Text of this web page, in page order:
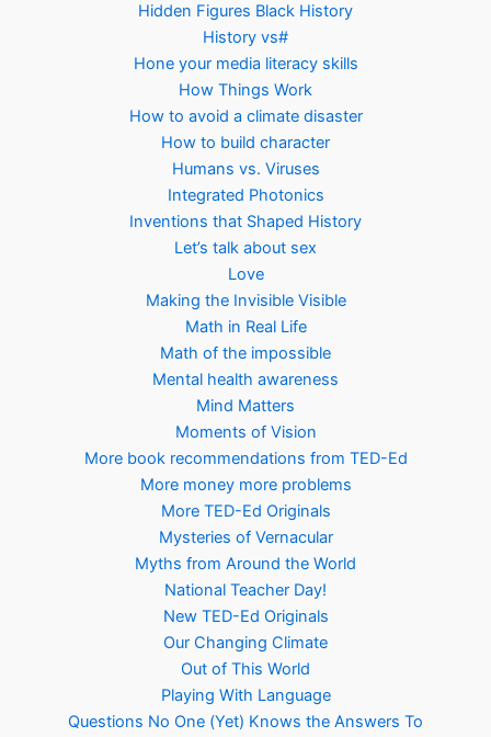
Hidden Figures Black History
History vs#
Hone your media literacy skills
How Things Work
How to avoid a climate disaster
How to build character
Humans vs. Viruses
Integrated Photonics
Inventions that Shaped History
Let’s talk about sex
Love
Making the Invisible Visible
Math in Real Life
Math of the impossible
Mental health awareness
Mind Matters
Moments of Vision
More book recommendations from TED-Ed
More money more problems
More TED-Ed Originals
Mysteries of Vernacular
Myths from Around the World
National Teacher Day!
New TED-Ed Originals
Our Changing Climate
Out of This World
Playing With Language
Questions No One (Yet) Knows the Answers To